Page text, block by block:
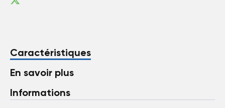
Caractéristiques
En savoir plus
Informations